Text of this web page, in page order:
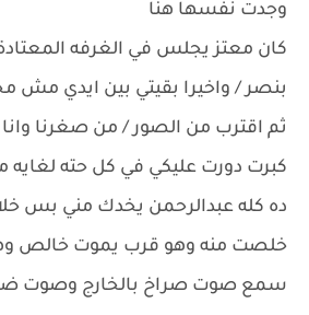
وجدت نفسها هنا
كان معتز يجلس في الغرفه
بنصر / واخيرا بقيتي بين ايدي مش
ثم اقترب من الصور / من صغرنا
كبرت دورت عليكي في كل حته
ده كله عبدالرحمن يخدك مني بس
خلصت منه وهو قرب يموت خالص
سمع صوت صراخ بالخارج وصوت